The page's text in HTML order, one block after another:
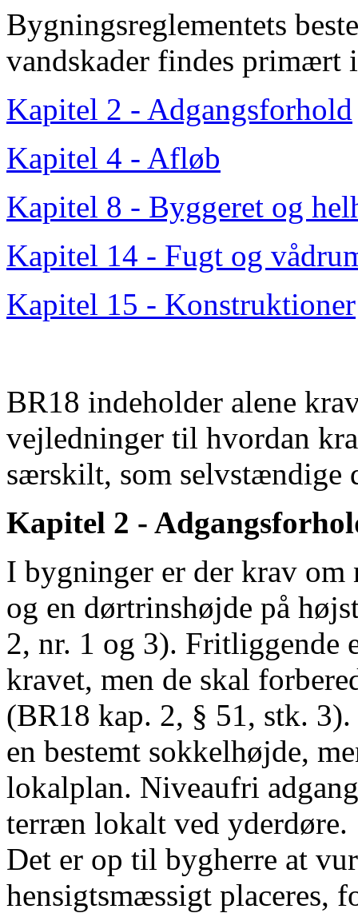
Bygningsreglementets
vandskader findes
Kapitel 2 - Adgangsforhold
Kapitel 4 - Afløb
Kapitel 8 - Byggeret og
Kapitel 14 - Fugt og
Kapitel 15 - Konstruktioner
BR18 indeholder alene
vejledninger til hvordan
særskilt, som selvstændige
Kapitel 2 -
I bygninger er der krav
og en dørtrinshøjde på
2, nr. 1 og 3). Fritliggende
kravet, men de skal
(BR18 kap. 2, § 51, stk.
en bestemt sokkelhøjde,
lokalplan. Niveaufri
terræn lokalt ved yderdøre.
Det er op til bygherre at
hensigtsmæssigt placeres,